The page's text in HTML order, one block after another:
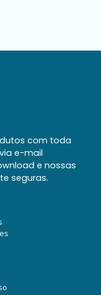
com toda
e-mail
e nossas
seguras.